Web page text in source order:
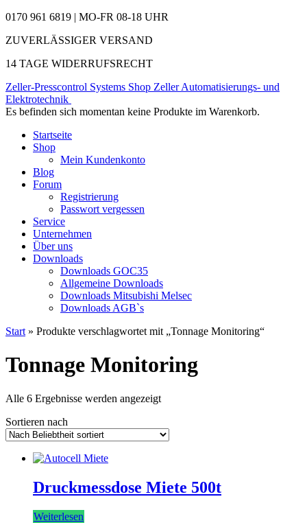
0170 961 6819 | MO-FR 08-18 UHR
ZUVERLÄSSIGER VERSAND
14 TAGE WIDERRUFSRECHT
Zeller-Presscontrol Systems Shop Zeller Automatisierungs- und
Elektrotechnik
Es befinden sich momentan keine Produkte im Warenkorb.
Startseite
Shop
Mein Kundenkonto
Blog
Forum
Registrierung
Passwort vergessen
Service
Unternehmen
Über uns
Downloads
Downloads GOC35
Allgemeine Downloads
Downloads Mitsubishi Melsec
Downloads AGB`s
Start » Produkte verschlagwortet mit „Tonnage Monitoring“
Tonnage Monitoring
Alle 6 Ergebnisse werden angezeigtNach
Sortieren nach
Druckmessdose Miete 500t
Weiterlesen